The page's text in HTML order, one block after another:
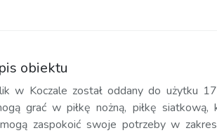
obiektu
w Koczale został oddany do użytku
grać w piłkę nożną, piłkę
zaspokoić swoje potrzeby w